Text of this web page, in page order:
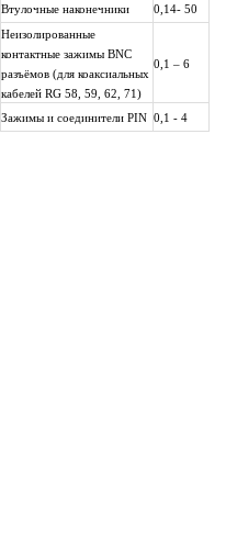
Втулочные наконечники 0,14- 50
Неизолированные
контактные зажимы BNC
разъёмов (для коаксиальных
кабелей RG 58, 59, 62, 71)
0,1 – 6
Зажимы и соединители PIN 0,1 - 4